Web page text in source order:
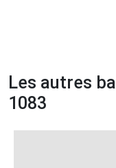
Les autres
1083